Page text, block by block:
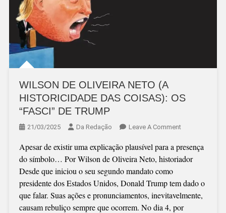
WILSON DE OLIVEIRA NETO (A
HISTORICIDADE DAS COISAS): OS
“FASCI” DE TRUMP
21/03/2025 Da Redação Leave A CommentOn
DE
OLIVEIRA
(A
DAS
Apesar de existir uma explicação plausível para a presença
do símbolo… Por Wilson de Oliveira Neto, historiador
Desde que iniciou o seu segundo mandato como
presidente dos Estados Unidos, Donald Trump tem dado o
que falar. Suas ações e pronunciamentos, inevitavelmente,
causam rebuliço sempre que ocorrem. No dia 4, por